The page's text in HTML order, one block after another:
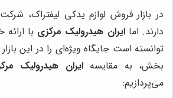
در بازار فروش لوازم یدکی لیفتراک،
دارند. اماایران هیدرولیک مرکزی با
توانسته است جایگاه ویژه‌ای را در این
بخش، به مقایسهایران هیدرولیک
می‌پردازیم: